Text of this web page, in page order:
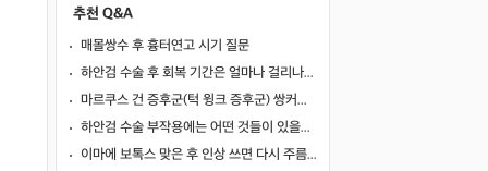
추천 Q&A
매몰쌍수 후 흉터연고 시기 질문
하안검 수술 후 회복 기간은 얼마나 걸리나요?
마르쿠스 건 증후군(턱 윙크 증후군) 쌍커풀 수술 가능 여부
하안검 수술 부작용에는 어떤 것들이 있을까요?
이마에 보톡스 맞은 후 인상 쓰면 다시 주름이 생길까요?